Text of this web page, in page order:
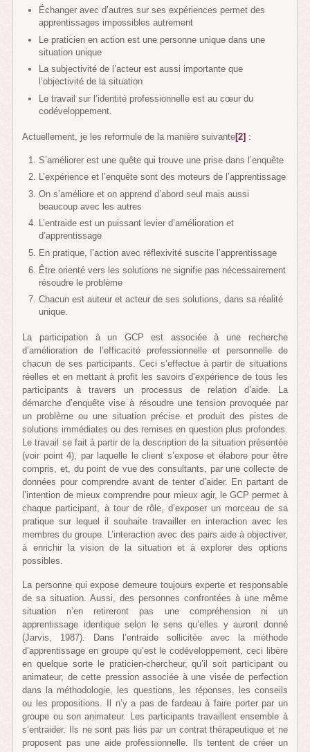
Échanger avec d’autres sur ses expériences permet des
apprentissages impossibles autrement
Le praticien en action est une personne unique dans une
situation unique
La subjectivité de l’acteur est aussi importante que
l’objectivité de la situation
Le travail sur l’identité professionnelle est au cœur du
codéveloppement.
Actuellement, je les reformule de la manière suivante[2] :
S’améliorer est une quête qui trouve une prise dans l’enquête
L’expérience et l’enquête sont des moteurs de l’apprentissage
On s’améliore et on apprend d’abord seul mais aussi
beaucoup avec les autres
L’entraide est un puissant levier d’amélioration et
d’apprentissage
En pratique, l’action avec réflexivité suscite l’apprentissage
Être orienté vers les solutions ne signifie pas nécessairement
résoudre le problème
Chacun est auteur et acteur de ses solutions, dans sa réalité
unique.
La participation à un GCP est associée à une recherche
d’amélioration de l’efficacité professionnelle et personnelle de
chacun de ses participants. Ceci s’effectue à partir de situations
réelles et en mettant à profit les savoirs d’expérience de tous les
participants à travers un processus de relation d’aide. La
démarche d’enquête vise à résoudre une tension provoquée par
un problème ou une situation précise et produit des pistes de
solutions immédiates ou des remises en question plus profondes.
Le travail se fait à partir de la description de la situation présentée
(voir point 4), par laquelle le client s’expose et élabore pour être
compris, et, du point de vue des consultants, par une collecte de
données pour comprendre avant de tenter d’aider. En partant de
l’intention de mieux comprendre pour mieux agir, le GCP permet à
chaque participant, à tour de rôle, d’exposer un morceau de sa
pratique sur lequel il souhaite travailler en interaction avec les
membres du groupe. L’interaction avec des pairs aide à objectiver,
à enrichir la vision de la situation et à explorer des options
possibles.
La personne qui expose demeure toujours experte et responsable
de sa situation. Aussi, des personnes confrontées à une même
situation n’en retireront pas une compréhension ni un
apprentissage identique selon le sens qu’elles y auront donné
(Jarvis, 1987). Dans l’entraide sollicitée avec la méthode
d’apprentissage en groupe qu’est le codéveloppement, ceci libère
en quelque sorte le praticien-chercheur, qu’il soit participant ou
animateur, de cette pression associée à une visée de perfection
dans la méthodologie, les questions, les réponses, les conseils
ou les propositions. Il n’y a pas de fardeau à faire porter par un
groupe ou son animateur. Les participants travaillent ensemble à
s’entraider. Ils ne sont pas liés par un contrat thérapeutique et ne
proposent pas une aide professionnelle. Ils tentent de créer un